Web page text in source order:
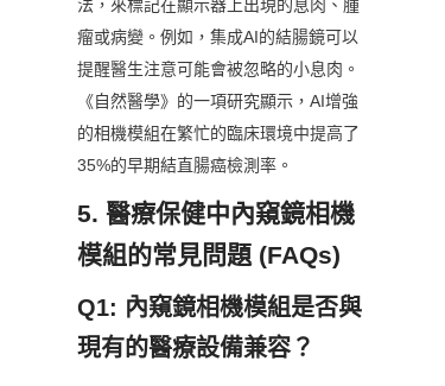
法，來標記在顯示器上出現的息肉、腫
瘤或病變。例如，集成AI的結腸鏡可以
提醒醫生注意可能會被忽略的小息肉。
《自然醫學》的一項研究顯示，AI增強
的相機模組在繁忙的臨床環境中提高了
35%的早期結直腸癌檢測率。
5. 醫療保健中內窺鏡相機
模組的常見問題 (FAQs)
Q1: 內窺鏡相機模組是否與
現有的醫療設備兼容？